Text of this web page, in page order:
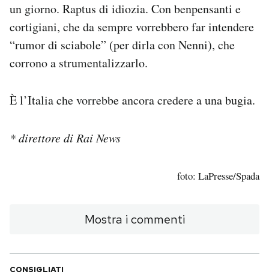
un giorno. Raptus di idiozia. Con benpensanti e
cortigiani, che da sempre vorrebbero far intendere
“rumor di sciabole” (per dirla con Nenni), che
corrono a strumentalizzarlo.
È l’Italia che vorrebbe ancora credere a una bugia.
* direttore di Rai News
foto: LaPresse/Spada
Mostra i commenti
CONSIGLIATI